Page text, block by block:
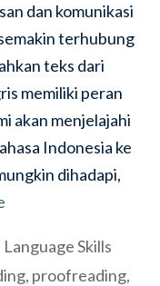
dan komunikasi
terhubung
teks dari
memiliki peran
akan menjelajahi
Indonesia ke
dihadapi,
Language Skills
, proofreading,